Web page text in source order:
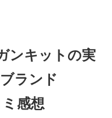
ンキットの実
ランド
感想